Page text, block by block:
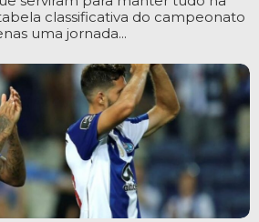
classificativa do campeonato
uma jornada...